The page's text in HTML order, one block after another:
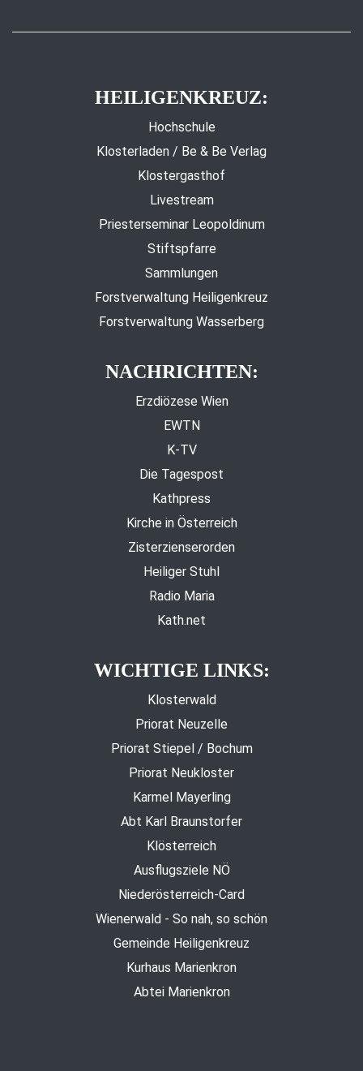
HEILIGENKREUZ:
Hochschule
Klosterladen / Be & Be Verlag
Klostergasthof
Livestream
Priesterseminar Leopoldinum
Stiftspfarre
Sammlungen
Forstverwaltung Heiligenkreuz
Forstverwaltung Wasserberg
NACHRICHTEN:
Erzdiözese Wien
EWTN
K-TV
Die Tagespost
Kathpress
Kirche in Österreich
Zisterzienserorden
Heiliger Stuhl
Radio Maria
Kath.net
WICHTIGE LINKS:
Klosterwald
Priorat Neuzelle
Priorat Stiepel / Bochum
Priorat Neukloster
Karmel Mayerling
Abt Karl Braunstorfer
Klösterreich
Ausflugsziele NÖ
Niederösterreich-Card
Wienerwald - So nah, so schön
Gemeinde Heiligenkreuz
Kurhaus Marienkron
Abtei Marienkron